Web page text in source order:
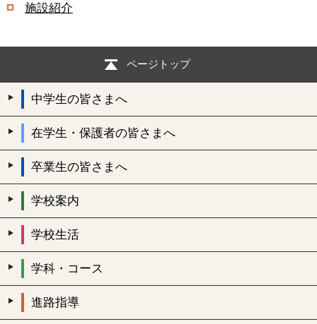
施設紹介
ページトップ
中学生の皆さまへ
在学生・保護者の皆さまへ
卒業生の皆さまへ
学校案内
学校生活
学科・コース
進路指導